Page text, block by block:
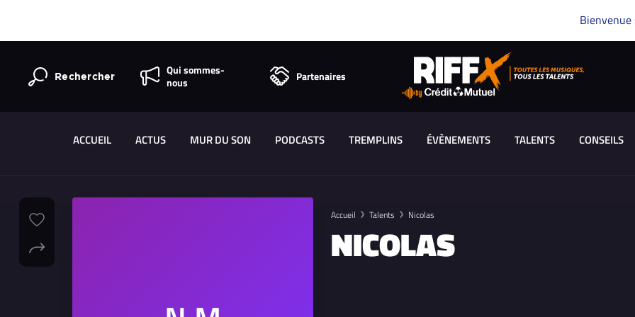
Bienvenue
Rechercher
Qui sommes-
nous
Partenaires
ACCUEIL ACTUS MUR DU SON PODCASTS TREMPLINS ÉVÈNEMENTS TALENTS CONSEILS
Accueil Talents Nicolas
NICOLAS